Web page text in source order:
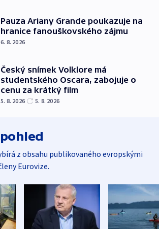
Pauza Ariany Grande poukazuje na
hranice fanouškovského zájmu
6. 8. 2026
Český snímek Volklore má
studentského Oscara, zabojuje o
cenu za krátký film
5. 8. 2026 5. 8. 2026
z obsahu publikovaného evropskými
Eurovize.